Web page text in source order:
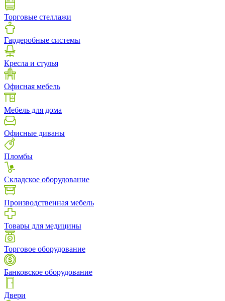
Торговые стеллажи
Гардеробные системы
Кресла и стулья
Офисная мебель
Мебель для дома
Офисные диваны
Пломбы
Складское оборудование
Производственная мебель
Товары для медицины
Торговое оборудование
Банковское оборудование
Двери